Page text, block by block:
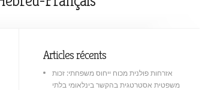
Articles récents
אזרחות פולנית מכוח ייחוס משפחתי: זכות
משפטית אסטרטגית בהקשר בינלאומי בלתי